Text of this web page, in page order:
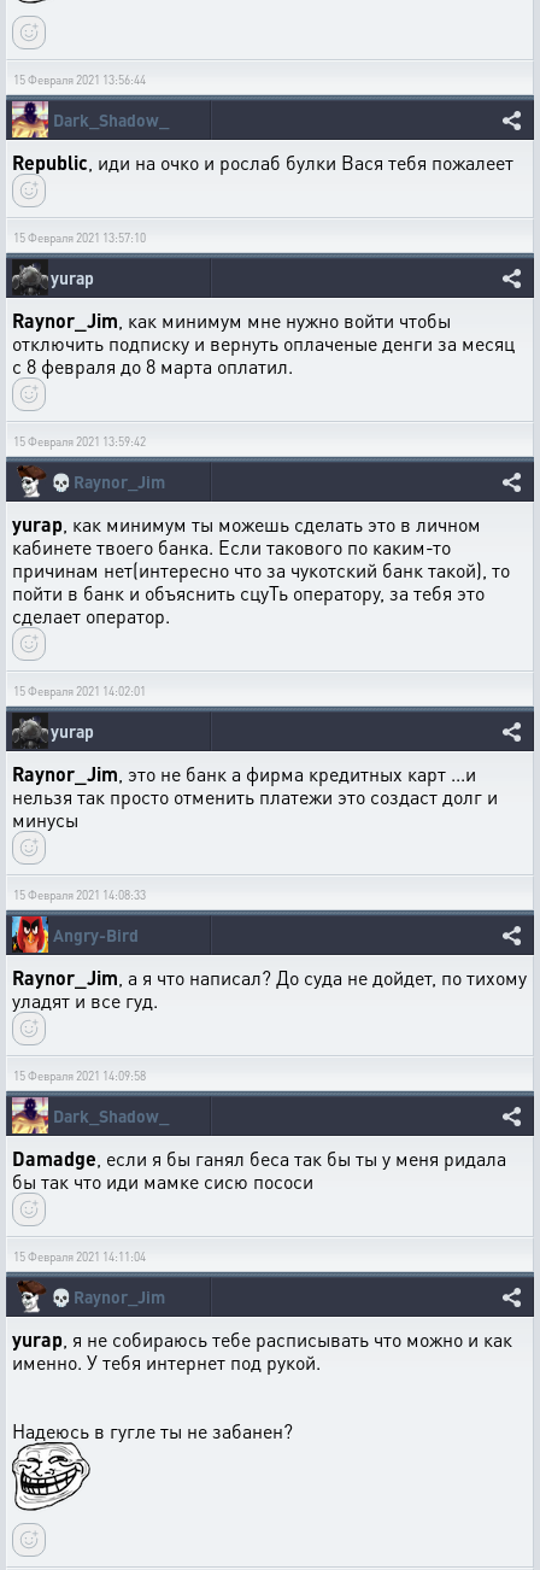
15 Февраля 2021 13:56:44
Dark_Shadow_
Republic , иди на очко и рослаб булки Вася тебя пожалеет
15 Февраля 2021 13:57:10
yurap
Raynor_Jim , как минимум мне нужно войти чтобы
отключить подписку и вернуть оплаченые денги за месяц
с 8 февраля до 8 марта оплатил.
15 Февраля 2021 13:59:42
💀 Raynor_Jim
yurap , как минимум ты можешь сделать это в личном
кабинете твоего банка. Если такового по каким-то
причинам нет(интересно что за чукотский банк такой), то
пойти в банк и объяснить сцуТь оператору, за тебя это
сделает оператор.
15 Февраля 2021 14:02:01
yurap
Raynor_Jim , это не банк а фирма кредитных карт ...и
нельзя так просто отменить платежи это создаст долг и
минусы
15 Февраля 2021 14:08:33
Angry-Bird
Raynor_Jim , а я что написал? До суда не дойдет, по тихому
уладят и все гуд.
15 Февраля 2021 14:09:58
Dark_Shadow_
Damadge , если я бы ганял беса так бы ты у меня ридала
бы так что иди мамке сисю пососи
15 Февраля 2021 14:11:04
💀 Raynor_Jim
yurap , я не собираюсь тебе расписывать что можно и как
именно. У тебя интернет под рукой.
Надеюсь в гугле ты не забанен?